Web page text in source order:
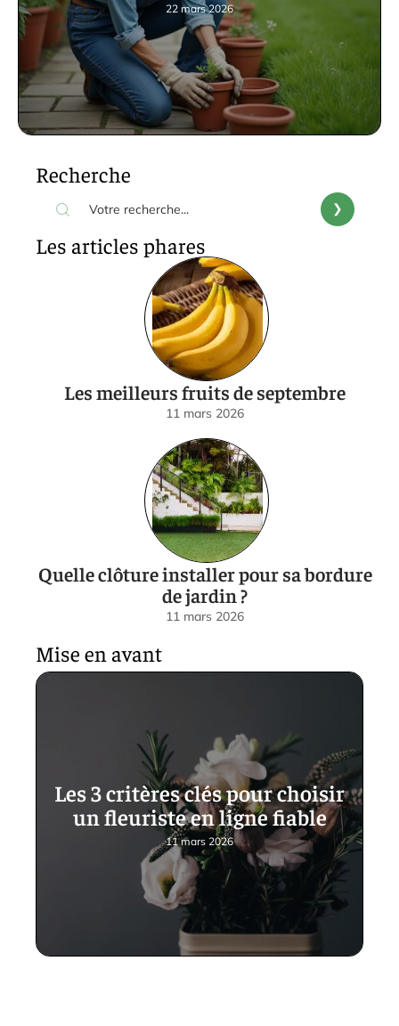
22 mars 2026
Recherche
Les articles phares
Les meilleurs fruits de septembre
11 mars 2026
Quelle clôture installer pour sa bordure
de jardin ?
11 mars 2026
Mise en avant
Les 3 critères clés pour choisir
un fleuriste en ligne fiable
11 mars 2026